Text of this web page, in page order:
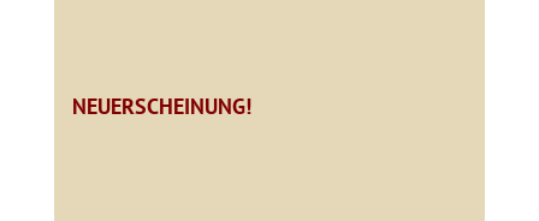
NEUERSCHEINUNG!